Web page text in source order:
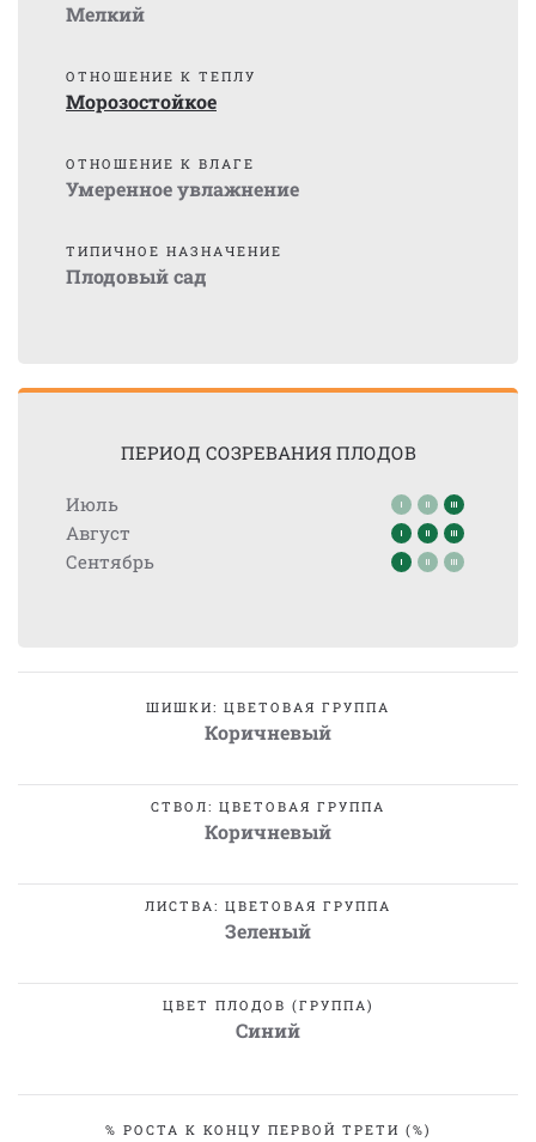
Мелкий
ОТНОШЕНИЕ К ТЕПЛУ
Морозостойкое
ОТНОШЕНИЕ К ВЛАГЕ
Умеренное увлажнение
ТИПИЧНОЕ НАЗНАЧЕНИЕ
Плодовый сад
ПЕРИОД СОЗРЕВАНИЯ ПЛОДОВ
Июль
Август
Сентябрь
ШИШКИ: ЦВЕТОВАЯ ГРУППА
Коричневый
СТВОЛ: ЦВЕТОВАЯ ГРУППА
Коричневый
ЛИСТВА: ЦВЕТОВАЯ ГРУППА
Зеленый
ЦВЕТ ПЛОДОВ (ГРУППА)
Синий
% РОСТА К КОНЦУ ПЕРВОЙ ТРЕТИ (%)